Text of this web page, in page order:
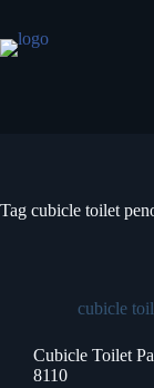
Tag cubicle toilet
cubicle
Cubicle Toilet
8110